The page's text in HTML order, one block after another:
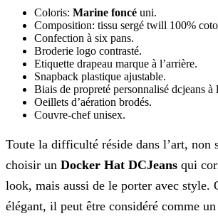
Coloris: Marine foncé uni.
Composition: tissu sergé twill 100%
Confection à six pans.
Broderie logo contrasté.
Etiquette drapeau marque à l’arrière.
Snapback plastique ajustable.
Biais de propreté personnalisé dcjeans à
Oeillets d’aération brodés.
Couvre-chef unisex.
Toute la difficulté réside dans l’art, non
choisir un Docker Hat DCJeans qui
look, mais aussi de le porter avec style.
élégant, il peut être considéré comme